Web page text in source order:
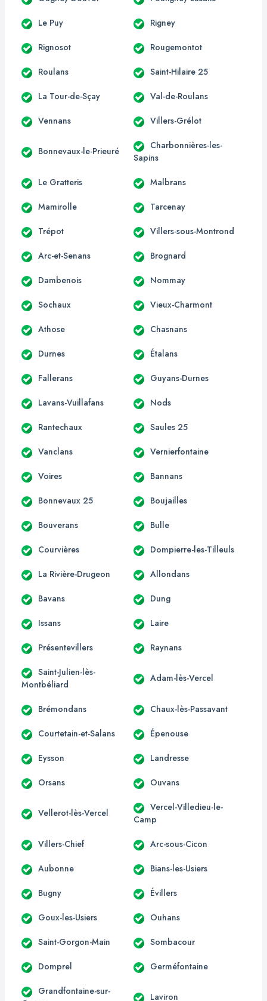
Le Puy Rigney
Rignosot Rougemontot
Roulans Saint-Hilaire 25
La Tour-de-Sçay Val-de-Roulans
Vennans Villers-Grélot
Bonnevaux-le-Prieuré
Charbonnières-les-
Sapins
Le Gratteris Malbrans
Mamirolle Tarcenay
Trépot Villers-sous-Montrond
Arc-et-Senans Brognard
Dambenois Nommay
Sochaux Vieux-Charmont
Athose Chasnans
Durnes Étalans
Fallerans Guyans-Durnes
Lavans-Vuillafans Nods
Rantechaux Saules 25
Vanclans Vernierfontaine
Voires Bannans
Bonnevaux 25 Boujailles
Bouverans Bulle
Courvières Dompierre-les-Tilleuls
La Rivière-Drugeon Allondans
Bavans Dung
Issans Laire
Présentevillers Raynans
Saint-Julien-lès-
Montbéliard
Adam-lès-Vercel
Brémondans Chaux-lès-Passavant
Courtetain-et-Salans Épenouse
Eysson Landresse
Orsans Ouvans
Vellerot-lès-Vercel
Vercel-Villedieu-le-
Camp
Villers-Chief Arc-sous-Cicon
Aubonne Bians-les-Usiers
Bugny Évillers
Goux-les-Usiers Ouhans
Saint-Gorgon-Main Sombacour
Domprel Germéfontaine
Grandfontaine-sur-
Laviron